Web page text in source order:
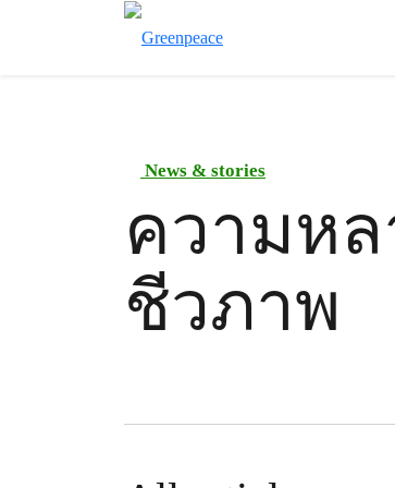
News & stories
ความห
ชีวภาพ